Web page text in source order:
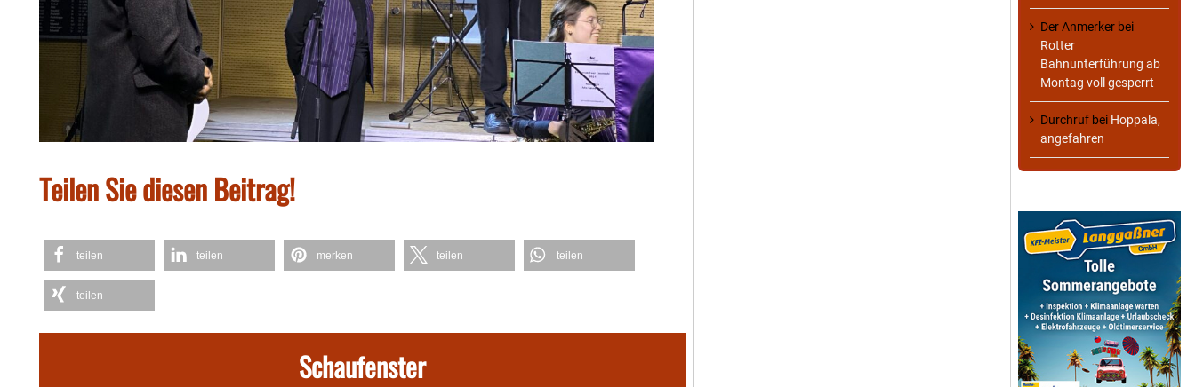
Teilen Sie diesen Beitrag!
teilen teilen merken teilen teilen
teilen
Schaufenster
Der Anmerker bei
Rotter
Bahnunterführung ab
Montag voll gesperrt
Durchruf bei Hoppala,
angefahren